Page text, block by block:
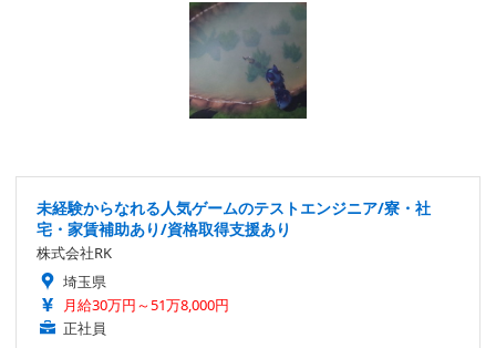
未経験からなれる人気ゲームのテストエンジニア/寮・社
宅・家賃補助あり/資格取得支援あり
株式会社RK
埼玉県
月給30万円～51万8,000円
正社員